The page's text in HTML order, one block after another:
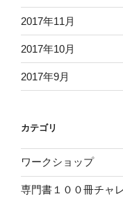
2017年11月
2017年10月
2017年9月
カテゴリ
ワークショップ
専門書１００冊チャ